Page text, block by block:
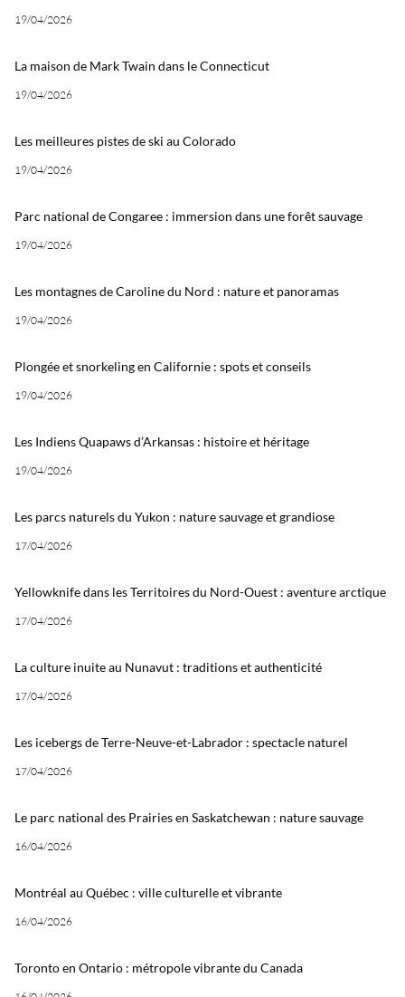
19/04/2026
La maison de Mark Twain dans le Connecticut
19/04/2026
Les meilleures pistes de ski au Colorado
19/04/2026
Parc national de Congaree : immersion dans une forêt sauvage
19/04/2026
Les montagnes de Caroline du Nord : nature et panoramas
19/04/2026
Plongée et snorkeling en Californie : spots et conseils
19/04/2026
Les Indiens Quapaws d’Arkansas : histoire et héritage
19/04/2026
Les parcs naturels du Yukon : nature sauvage et grandiose
17/04/2026
Yellowknife dans les Territoires du Nord-Ouest : aventure arctique
17/04/2026
La culture inuite au Nunavut : traditions et authenticité
17/04/2026
Les icebergs de Terre-Neuve-et-Labrador : spectacle naturel
17/04/2026
Le parc national des Prairies en Saskatchewan : nature sauvage
16/04/2026
Montréal au Québec : ville culturelle et vibrante
16/04/2026
Toronto en Ontario : métropole vibrante du Canada